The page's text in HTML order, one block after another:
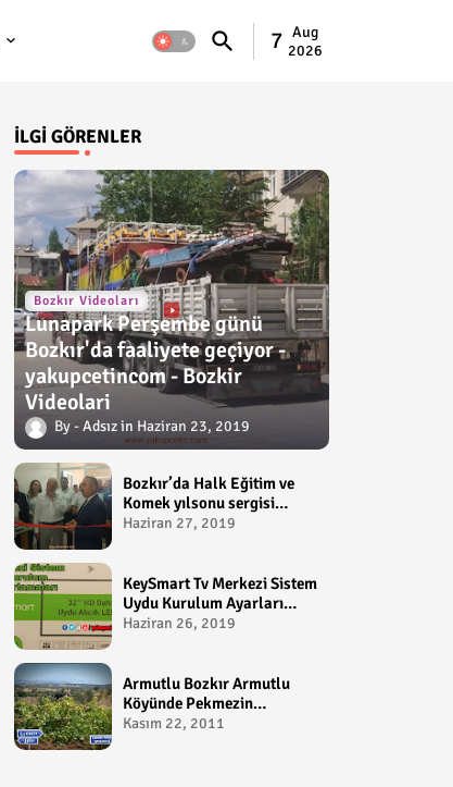
7 Aug
2026
İLGI GÖRENLER
Bozkır Videoları
Lunapark Perşembe günü
Bozkır'da faaliyete geçiyor -
yakupcetincom - Bozkir
Videolari
Adsız Haziran 23, 2019
Bozkır’da Halk Eğitim ve
Komek yılsonu sergisi
gerçekleştirildi-
Haziran 27, 2019
KeySmart Tv Merkezi Sistem
Uydu Kurulum Ayarları
Video anlatım -
Haziran 26, 2019
Armutlu Bozkır Armutlu
Köyünde Pekmezin
Hikayesi:Gezen Bilir Kontv
Kasım 22, 2011